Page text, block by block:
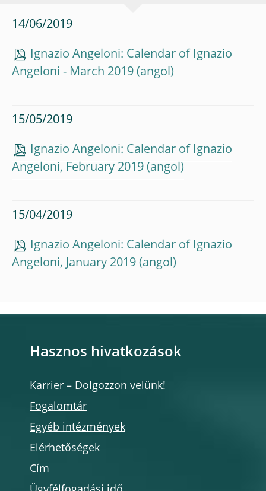
14/06/2019
Ignazio Angeloni: Calendar of Ignazio
Angeloni - March 2019
15/05/2019
Ignazio Angeloni: Calendar of Ignazio
Angeloni, February 2019
15/04/2019
Ignazio Angeloni: Calendar of Ignazio
Angeloni, January 2019
Hasznos hivatkozások
Karrier – Dolgozzon velünk!
Fogalomtár
Egyéb intézmények
Elérhetőségek
Cím